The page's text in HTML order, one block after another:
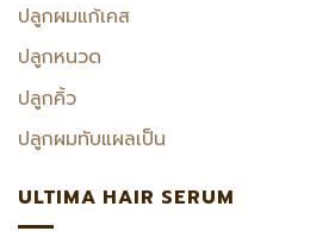
ปลูกผมแก้เคส
ปลูกหนวด
ปลูกคิ้ว
ปลูกผมทับแผลเป็น
ULTIMA HAIR SERUM